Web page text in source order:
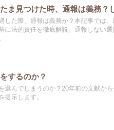
ま見つけた時、通報は義務？
した際、通報は義務か？本記事では
に法的責任を徹底解説。通報しない
するのか？
選んでしまうのか？20年前の文献か
提示します。